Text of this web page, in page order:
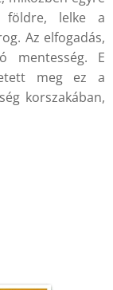
lelke a
Az elfogadás,
mentesség. E
meg ez a
korszakában,